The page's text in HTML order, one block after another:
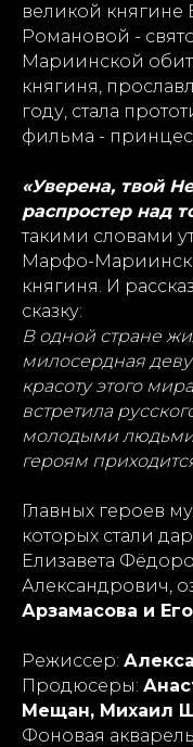
великой княгине
Романовой -
Мариинской
княгиня,
году, стала
фильма -
«Уверена, твой
распростер над
такими словами
Марфо-
княгиня. И
сказку:
В одной стране
милосердная
красоту этого
встретила
молодыми людьми
героям
Главных героев
которых стали
Елизавета
Александрович,
Арзамасова и
Режиссер:
Продюсеры:
Мещан, Михаил
Фоновая